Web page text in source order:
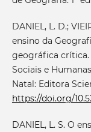
DANIEL, L. D.;
ensino da
geográfica crítica.
Sociais e
Natal: Editora
https://doi.org/
DANIEL, L. S. O